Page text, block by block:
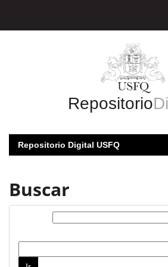
Repositorio
Repositorio Digital USFQ
Buscar